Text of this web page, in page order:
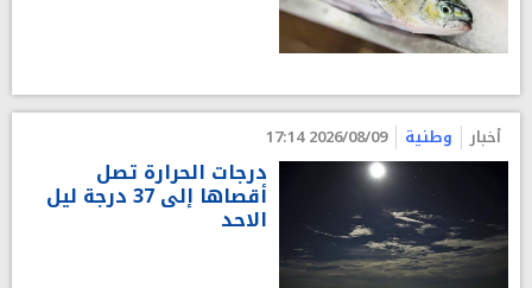
أخبار وطنية 2026/08/09 17:14
درجات الحرارة تصل
أقصاها إلى 37 درجة ليل
الاحد